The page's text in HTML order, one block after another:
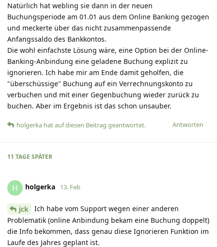
Natürlich hat webling sie dann in der neuen
Buchungsperiode am 01.01 aus dem Online Banking gezogen
und meckerte über das nicht zusammenpassende
Anfangssaldo des Bankkontos.
Die wohl einfachste Lösung wäre, eine Option bei der Online-
Banking-Anbindung eine geladene Buchung explizit zu
ignorieren. Ich habe mir am Ende damit geholfen, die
"überschüssige" Buchung auf ein Verrechnungskonto zu
verbuchen und mit einer Gegenbuchung wieder zurück zu
buchen. Aber im Ergebnis ist das schon unsauber.
Antworten
holgerka hatauf diesen Beitrag geantwortet.
11 TAGE SPÄTER
H holgerka 13. Feb
jck
Ich habe vom Support wegen einer anderen
Problematik (online Anbindung bekam eine Buchung doppelt)
die Info bekommen, dass genau diese Ignorieren Funktion im
Laufe des Jahres geplant ist.